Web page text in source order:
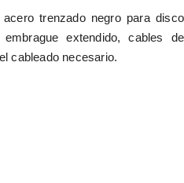
trenzado negro para disco
extendido, cables de
cableado necesario.